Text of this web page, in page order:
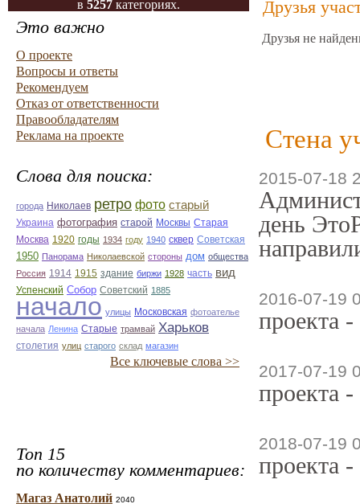
в 5257 категориях.
Это важно
О проекте
Вопросы и ответы
Рекомендуем
Отказ от ответственности
Правообладателям
Реклама на проекте
Слова для поиска:
города Николаев ретро фото старый
Украина фотография старой Москвы Старая
Москва 1920 годы 1934 году 1940 сквер Советская
1950 Панорама Николаевской стороны дом общества
Россия 1914 1915 здание биржи 1928 часть вид
Успенский Собор Советский 1885
начало улицы Московская фотоателье
начала Ленина Старые трамвай Харьков
столетия улиц старого склад магазин
Все ключевые слова >>
Топ 15
по количеству комментариев:
Магаз Анатолий 2040
Друзья
Друзья не
Стена
2015-07-18
день
2016-07-19
проекта
2017-07-19
проекта
2018-07-19
проекта